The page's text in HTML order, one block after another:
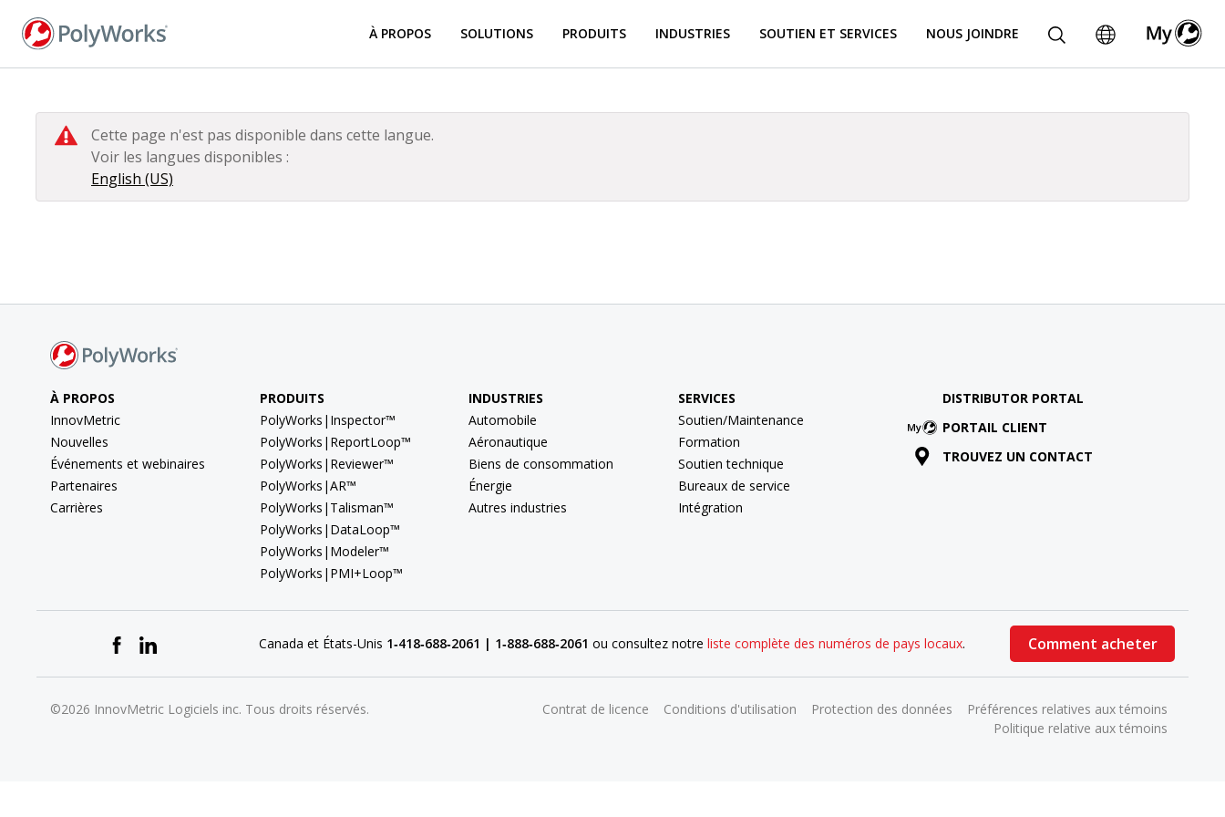
contenu
À PROPOS SOLUTIONS PRODUITS INDUSTRIES SOUTIEN ET SERVICES NOUS JOINDRE
Cette page n'est pas disponible dans cette langue.
Voir les langues disponibles :
English (US)
À PROPOS
InnovMetric
Nouvelles
Événements et webinaires
Partenaires
Carrières
PRODUITS
PolyWorks|Inspector™
PolyWorks|ReportLoop™
PolyWorks|Reviewer™
PolyWorks|AR™
PolyWorks|Talisman™
PolyWorks|DataLoop™
PolyWorks|Modeler™
PolyWorks|PMI+Loop™
INDUSTRIES
Automobile
Aéronautique
Biens de consommation
Énergie
Autres industries
SERVICES
Soutien/Maintenance
Formation
Soutien technique
Bureaux de service
Intégration
DISTRIBUTOR PORTAL
PORTAIL CLIENT
TROUVEZ UN CONTACT
Canada et États-Unis 1‑418‑688‑2061 | 1‑888‑688‑2061 ou consultez notreliste complète des numéros de pays locaux. Comment acheter
©2026 InnovMetric Logiciels inc. Tous droits réservés. Contrat de licence Conditions d'utilisation Protection des données
Préférences relatives aux témoins
Politique relative aux témoins